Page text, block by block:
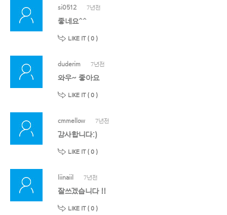
si0512 7년전
좋네요^^
LIKE IT ( 0 )
duderim 7년전
와우~ 좋아요
LIKE IT ( 0 )
cmmellow 7년전
감사합니다:)
LIKE IT ( 0 )
liinaiil 7년전
잘쓰겠습니다 !!
LIKE IT ( 0 )